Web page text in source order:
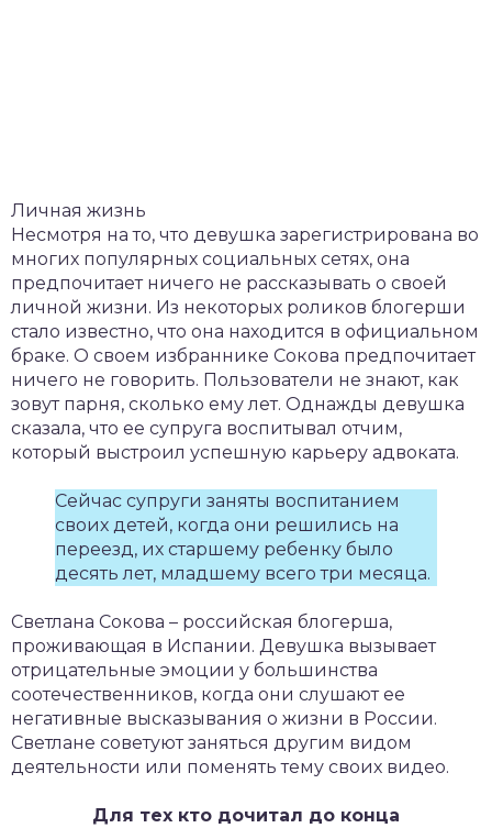
Личная жизнь
Несмотря на то, что девушка зарегистрирована во
многих популярных социальных сетях, она
предпочитает ничего не рассказывать о своей
личной жизни. Из некоторых роликов блогерши
стало известно, что она находится в официальном
браке. О своем избраннике Сокова предпочитает
ничего не говорить. Пользователи не знают, как
зовут парня, сколько ему лет. Однажды девушка
сказала, что ее супруга воспитывал отчим,
который выстроил успешную карьеру адвоката.
Сейчас супруги заняты воспитанием
своих детей, когда они решились на
переезд, их старшему ребенку было
десять лет, младшему всего три месяца.
Светлана Сокова – российская блогерша,
проживающая в Испании. Девушка вызывает
отрицательные эмоции у большинства
соотечественников, когда они слушают ее
негативные высказывания о жизни в России.
Светлане советуют заняться другим видом
деятельности или поменять тему своих видео.
Для тех кто дочитал до конца